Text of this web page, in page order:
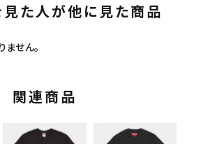
見た人が他に見た商品
せん。
関連商品